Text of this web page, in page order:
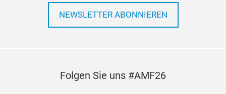
NEWSLETTER ABONNIEREN
Folgen Sie uns #AMF26